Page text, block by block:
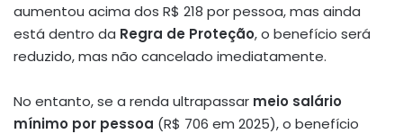
aumentou acima dos R$ 218 por pessoa, mas ainda
está dentro da Regra de Proteção, o benefício será
reduzido, mas não cancelado imediatamente.
No entanto, se a renda ultrapassar meio salário
mínimo por pessoa (R$ 706 em 2025), o benefício